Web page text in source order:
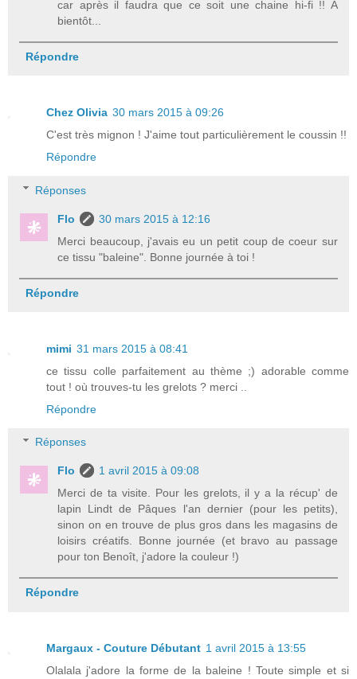
car après il faudra que ce soit une chaine hi-fi !! A
bientôt...
Répondre
Chez Olivia 30 mars 2015 à 09:26
C'est très mignon ! J'aime tout particulièrement le coussin !!
Répondre
Réponses
Flo
30 mars 2015 à 12:16
Merci beaucoup, j'avais eu un petit coup de coeur sur
ce tissu "baleine". Bonne journée à toi !
Répondre
mimi 31 mars 2015 à 08:41
ce tissu colle parfaitement au thème ;) adorable comme
tout ! où trouves-tu les grelots ? merci ..
Répondre
Réponses
Flo
1 avril 2015 à 09:08
Merci de ta visite. Pour les grelots, il y a la récup' de
lapin Lindt de Pâques l'an dernier (pour les petits),
sinon on en trouve de plus gros dans les magasins de
loisirs créatifs. Bonne journée (et bravo au passage
pour ton Benoît, j'adore la couleur !)
Répondre
Margaux - Couture Débutant 1 avril 2015 à 13:55
Olalala j'adore la forme de la baleine ! Toute simple et si